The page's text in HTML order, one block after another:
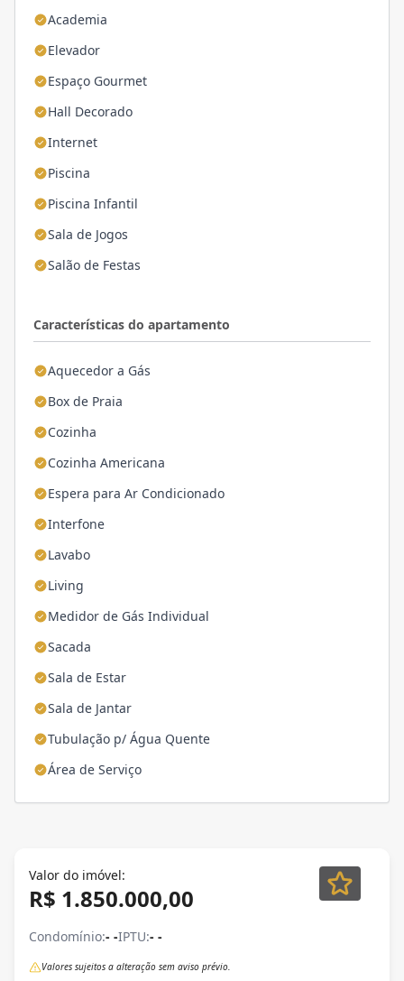
Academia
Elevador
Espaço Gourmet
Hall Decorado
Internet
Piscina
Piscina Infantil
Sala de Jogos
Salão de Festas
Características do apartamento
Aquecedor a Gás
Box de Praia
Cozinha
Cozinha Americana
Espera para Ar Condicionado
Interfone
Lavabo
Living
Medidor de Gás Individual
Sacada
Sala de Estar
Sala de Jantar
Tubulação p/ Água Quente
Área de Serviço
Valor do imóvel:
R$ 1.850.000,00
Condomínio:- -IPTU:- -
Valores sujeitos a alteração sem aviso prévio.